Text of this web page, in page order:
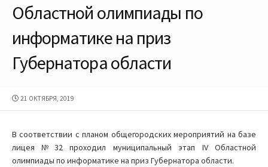
Областной олимпиады по
информатике на приз
Губернатора области
ДАТА
21 ОКТЯБРЯ, 2019
В соответствии с планом общегородских мероприятий на базе
лицея №32 проходил муниципальный этап IV Областной
олимпиады по информатике на приз Губернатора области.